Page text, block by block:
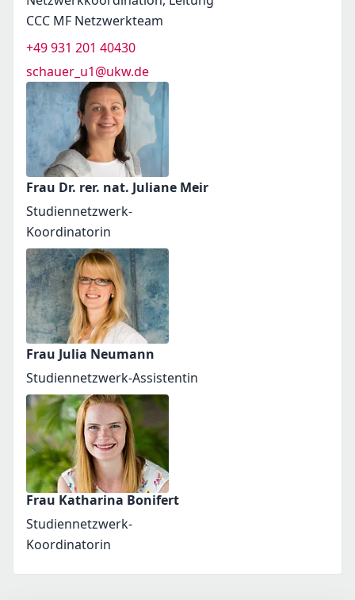
CCC MF Netzwerkteam
+49 931 201 40430
schauer_u1@ukw.de
Frau Dr. rer. nat. Juliane Meir
Studiennetzwerk-
Koordinatorin
Frau Julia Neumann
Studiennetzwerk-Assistentin
Frau Katharina Bonifert
Studiennetzwerk-
Koordinatorin